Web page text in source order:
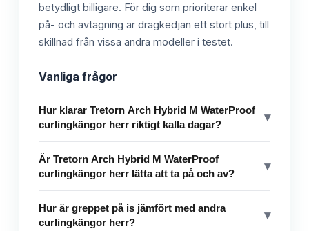
betydligt billigare. För dig som prioriterar enkel
på- och avtagning är dragkedjan ett stort plus, till
skillnad från vissa andra modeller i testet.
Vanliga frågor
Hur klarar Tretorn Arch Hybrid M WaterProof
curlingkängor herr riktigt kalla dagar?
▾
Är Tretorn Arch Hybrid M WaterProof
curlingkängor herr lätta att ta på och av?
▾
Hur är greppet på is jämfört med andra
curlingkängor herr?
▾